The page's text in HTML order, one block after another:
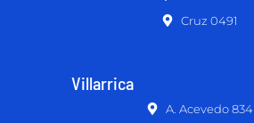
Cruz 0491
Villarrica
A. Acevedo 834